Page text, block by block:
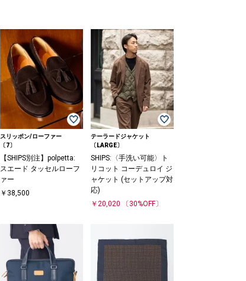
スリッポン/ローファー
〔7〕
【SHIPS別注】polpetta:
スエード タッセルローフ
ァー
￥38,500
テーラードジャケット
〔LARGE〕
SHIPS:〈手洗い可能〉ト
リコット コーデュロイ ジ
ャケット (セットアップ対
応)
￥20,020
〔30%OFF〕